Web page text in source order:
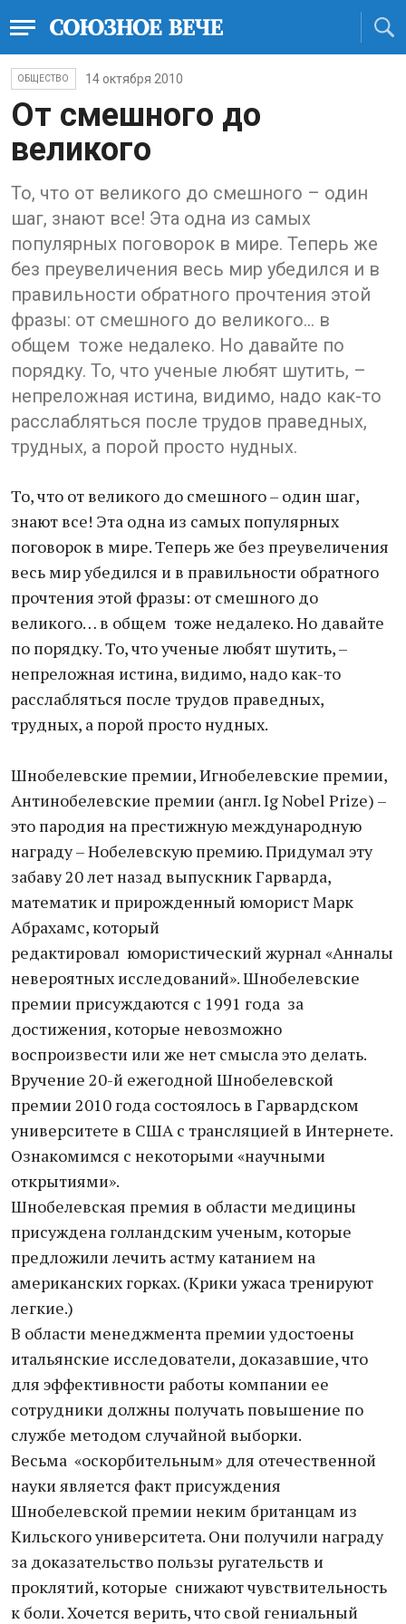
ОБЩЕСТВО 14 октября 2010
От смешного до
великого
То, что от великого до смешного – один
шаг, знают все! Эта одна из самых
популярных поговорок в мире. Теперь же
без преувеличения весь мир убедился и в
правильности обратного прочтения этой
фразы: от смешного до великого… в
общем тоже недалеко. Но давайте по
порядку. То, что ученые любят шутить, –
непреложная истина, видимо, надо как-то
расслабляться после трудов праведных,
трудных, а порой просто нудных.
То, что от великого до смешного – один шаг,
знают все! Эта одна из самых популярных
поговорок в мире. Теперь же без преувеличения
весь мир убедился и в правильности обратного
прочтения этой фразы: от смешного до
великого… в общем тоже недалеко. Но давайте
по порядку. То, что ученые любят шутить, –
непреложная истина, видимо, надо как-то
расслабляться после трудов праведных,
трудных, а порой просто нудных.
Шнобелевские премии, Игнобелевские премии,
Антинобелевские премии (англ. Ig Nobel Prize) –
это пародия на престижную международную
награду – Нобелевскую премию. Придумал эту
забаву 20 лет назад выпускник Гарварда,
математик и прирожденный юморист Марк
Абрахамс, который
редактировал юмористический журнал «Анналы
невероятных исследований». Шнобелевские
премии присуждаются с 1991 года за
достижения, которые невозможно
воспроизвести или же нет смысла это делать.
Вручение 20-й ежегодной Шнобелевской
премии 2010 года состоялось в Гарвардском
университете в США с трансляцией в Интернете.
Ознакомимся с некоторыми «научными
открытиями».
Шнобелевская премия в области медицины
присуждена голландским ученым, которые
предложили лечить астму катанием на
американских горках. (Крики ужаса тренируют
легкие.)
В области менеджмента премии удостоены
итальянские исследователи, доказавшие, что
для эффективности работы компании ее
сотрудники должны получать повышение по
службе методом случайной выборки.
Весьма «оскорбительным» для отечественной
науки является факт присуждения
Шнобелевской премии неким британцам из
Кильского университета. Они получили награду
за доказательство пользы ругательств и
проклятий, которые снижают чувствительность
к боли. Хочется верить, что свой гениальный